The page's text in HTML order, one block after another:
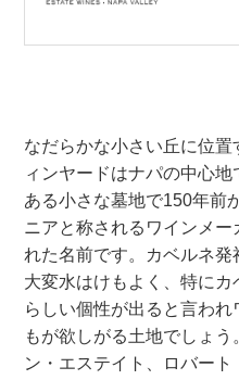
なだらかな小さい丘に位
ィンヤードはナパの中心
ある小さな墓地で150年前
ニアと称されるワインメ
れた名前です。カベルネ
大変水はけもよく、特に
らしい個性が出ると言わ
もが欲しがる土地でしょ
ン・エステイト、ロバー